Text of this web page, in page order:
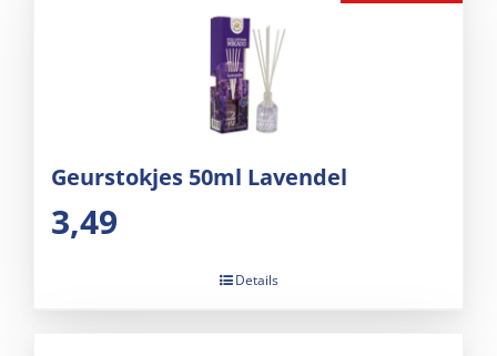
Geurstokjes 50ml Lavendel
3,49
Details